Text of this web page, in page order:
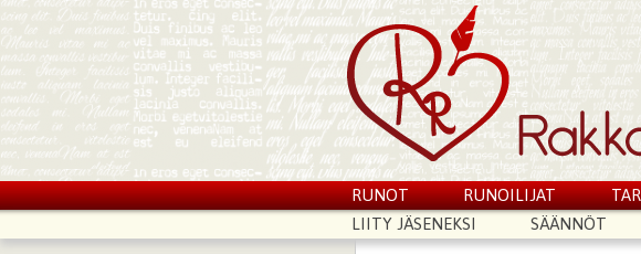
RUNOT RUNOILIJAT
LIITY JÄSENEKSI
SÄÄNNÖT